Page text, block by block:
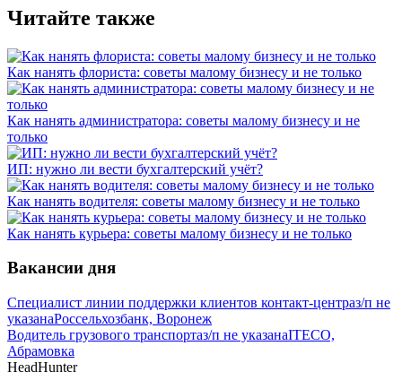
Читайте также
Как нанять флориста: советы малому бизнесу и не только
Как нанять администратора: советы малому бизнесу и не
только
ИП: нужно ли вести бухгалтерский учёт?
Как нанять водителя: советы малому бизнесу и не только
Как нанять курьера: советы малому бизнесу и не только
Вакансии дня
Специалист линии поддержки клиентов контакт-центраз/п не
указанаРоссельхозбанк, Воронеж
Водитель грузового транспортаз/п не указанаITECO,
Абрамовка
HeadHunter